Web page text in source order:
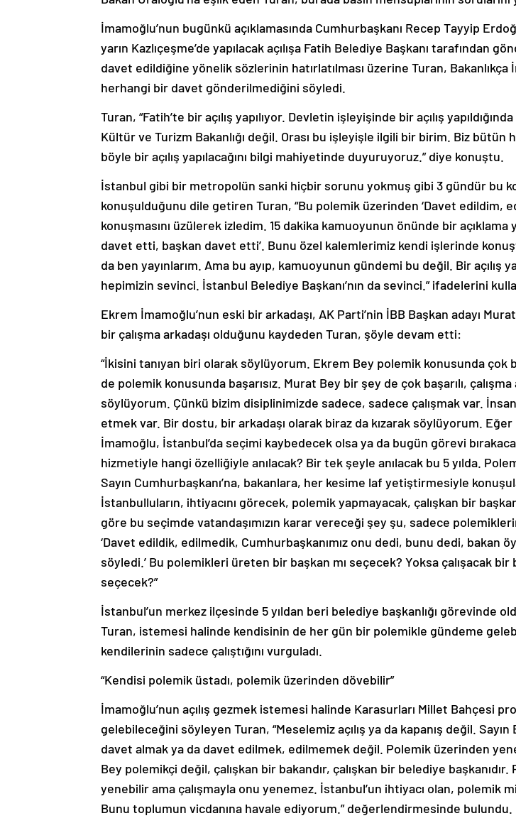
İmamoğlu’nun bugünkü açıklamasında Cumhurbaşkanı Recep Tayyip
yarın Kazlıçeşme’de yapılacak açılışa Fatih Belediye Başkanı tarafından
davet edildiğine yönelik sözlerinin hatırlatılması üzerine Turan, Bakanlıkça
herhangi bir davet gönderilmediğini söyledi.
Turan, “Fatih’te bir açılış yapılıyor. Devletin işleyişinde bir açılış
Kültür ve Turizm Bakanlığı değil. Orası bu işleyişle ilgili bir birim. Biz bütün
böyle bir açılış yapılacağını bilgi mahiyetinde duyuruyoruz.” diye konuştu.
İstanbul gibi bir metropolün sanki hiçbir sorunu yokmuş gibi 3 gündür bu
konuşulduğunu dile getiren Turan, “Bu polemik üzerinden ‘Davet edildim,
konuşmasını üzülerek izledim. 15 dakika kamuoyunun önünde bir açıklama
davet etti, başkan davet etti’. Bunu özel kalemlerimiz kendi işlerinde
da ben yayınlarım. Ama bu ayıp, kamuoyunun gündemi bu değil. Bir açılış
hepimizin sevinci. İstanbul Belediye Başkanı’nın da sevinci.” ifadelerini
Ekrem İmamoğlu’nun eski bir arkadaşı, AK Parti’nin İBB Başkan adayı
bir çalışma arkadaşı olduğunu kaydeden Turan, şöyle devam etti:
“İkisini tanıyan biri olarak söylüyorum. Ekrem Bey polemik konusunda çok
de polemik konusunda başarısız. Murat Bey bir şey de çok başarılı, çalışma
söylüyorum. Çünkü bizim disiplinimizde sadece, sadece çalışmak var.
etmek var. Bir dostu, bir arkadaşı olarak biraz da kızarak söylüyorum. Eğer
İmamoğlu, İstanbul’da seçimi kaybedecek olsa ya da bugün görevi
hizmetiyle hangi özelliğiyle anılacak? Bir tek şeyle anılacak bu 5 yılda.
Sayın Cumhurbaşkanı’na, bakanlara, her kesime laf yetiştirmesiyle
İstanbulluların, ihtiyacını görecek, polemik yapmayacak, çalışkan bir
göre bu seçimde vatandaşımızın karar vereceği şey şu, sadece
‘Davet edildik, edilmedik, Cumhurbaşkanımız onu dedi, bunu dedi, bakan
söyledi.’ Bu polemikleri üreten bir başkan mı seçecek? Yoksa çalışacak bir
seçecek?”
İstanbul’un merkez ilçesinde 5 yıldan beri belediye başkanlığı görevinde
Turan, istemesi halinde kendisinin de her gün bir polemikle gündeme
kendilerinin sadece çalıştığını vurguladı.
“Kendisi polemik üstadı, polemik üzerinden dövebilir”
İmamoğlu’nun açılış gezmek istemesi halinde Karasurları Millet Bahçesi
gelebileceğini söyleyen Turan, “Meselemiz açılış ya da kapanış değil. Sayın
davet almak ya da davet edilmek, edilmemek değil. Polemik üzerinden
Bey polemikçi değil, çalışkan bir bakandır, çalışkan bir belediye
yenebilir ama çalışmayla onu yenemez. İstanbul’un ihtiyacı olan, polemik
Bunu toplumun vicdanına havale ediyorum.” değerlendirmesinde bulundu.